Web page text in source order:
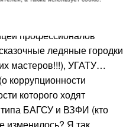
так как есть
Институт искусств (да-
профессионалов
ледяные городки
мастеров!!!), УГАТУ…
коррупционности
которого ходят
БАГСУ и ВЗФИ (кто